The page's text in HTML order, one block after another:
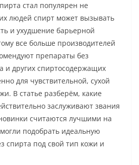
стал популярен не
людей спирт может вызывать
и ухудшение барьерной
все больше производителей
препараты без
и других спиртосодержащих
для чувствительной, сухой
В статье разберём, какие
заслуживают звания
считаются лучшими на
подобрать идеальную
спирта под свой тип кожи и